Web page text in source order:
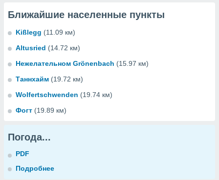
Ближайшие населенные пункты
Kißlegg (11.09 км)
Altusried (14.72 км)
Нежелательном Grönenbach (15.97 км)
Таннхайм (19.72 км)
Wolfertschwenden (19.74 км)
Фогт (19.89 км)
Погода...
PDF
Подробнее